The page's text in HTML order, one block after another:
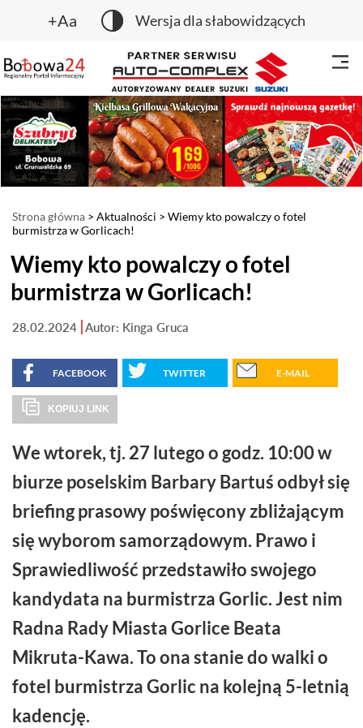
+Aa Wersja dla słabowidzących
Strona główna > Aktualności > Wiemy kto powalczy o fotel
burmistrza w Gorlicach!
Wiemy kto powalczy o fotel
burmistrza w Gorlicach!
28.02.2024 Autor: Kinga Gruca
FACEBOOK TWITTER E-MAIL
KOPIUJ LINK
We wtorek, tj. 27 lutego o godz. 10:00 w
biurze poselskim Barbary Bartuś odbył się
briefing prasowy poświęcony zbliżającym
się wyborom samorządowym. Prawo i
Sprawiedliwość przedstawiło swojego
kandydata na burmistrza Gorlic. Jest nim
Radna Rady Miasta Gorlice Beata
Mikruta-Kawa. To ona stanie do walki o
fotel burmistrza Gorlic na kolejną 5-letnią
kadencję.